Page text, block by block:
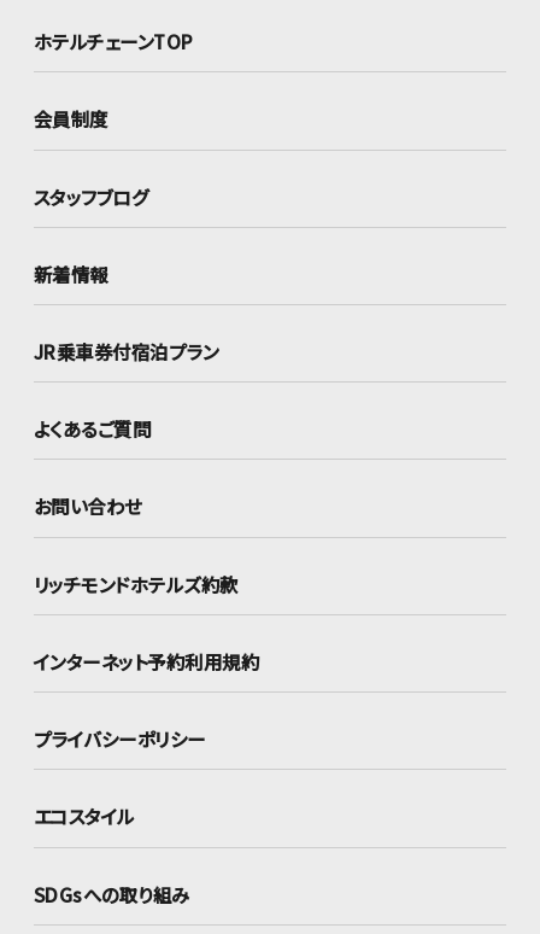
ホテルチェーンTOP
会員制度
スタッフブログ
新着情報
JR乗車券付宿泊プラン
よくあるご質問
お問い合わせ
リッチモンドホテルズ約款
インターネット予約利用規約
プライバシーポリシー
エコスタイル
SDGsへの取り組み